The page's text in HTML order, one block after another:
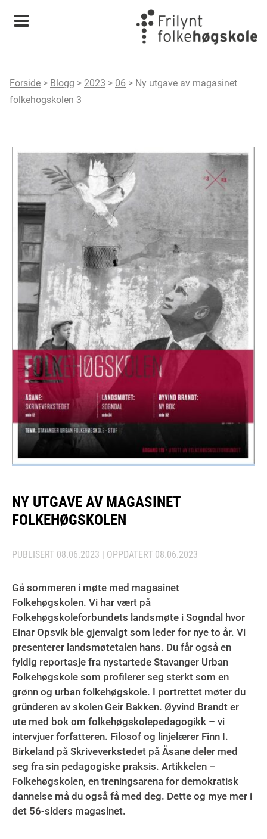
Meny
Forside > Blogg > 2023 > 06 > Ny utgave av magasinet
folkehogskolen 3
NY UTGAVE AV MAGASINET
FOLKEHØGSKOLEN
PUBLISERT 08.06.2023 | OPPDATERT 08.06.2023
Gå sommeren i møte med magasinet
Folkehøgskolen. Vi har vært på
Folkehøgskoleforbundets landsmøte i Sogndal hvor
Einar Opsvik ble gjenvalgt som leder for nye to år. Vi
presenterer landsmøtetalen hans. Du får også en
fyldig reportasje fra nystartede Stavanger Urban
Folkehøgskole som profilerer seg sterkt som en
grønn og urban folkehøgskole. I portrettet møter du
gründeren av skolen Geir Bakken. Øyvind Brandt er
ute med bok om folkehøgskolepedagogikk – vi
intervjuer forfatteren. Filosof og linjelærer Finn I.
Birkeland på Skriveverkstedet på Åsane deler med
seg fra sin pedagogiske praksis. Artikkelen –
Folkehøgskolen, en treningsarena for demokratisk
dannelse må du også få med deg. Dette og mye mer i
det 56-siders magasinet.